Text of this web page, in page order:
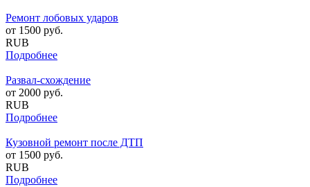
Ремонт лобовых ударов
от 1500 руб.
RUB
Подробнее
Развал-схождение
от 2000 руб.
RUB
Подробнее
Кузовной ремонт после ДТП
от 1500 руб.
RUB
Подробнее